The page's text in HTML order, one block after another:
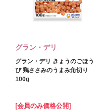
グラン・デリ
グラン・デリ きょうのごほう
び 鶏ささみのうまみ角切り
100g
[会員のみ価格公開]